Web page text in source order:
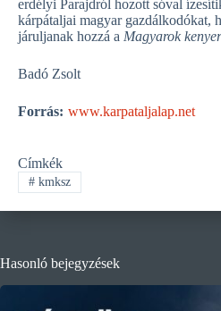
erdélyi Parajdról hozott sóval
kárpátaljai magyar gazdálkodókat,
járuljanak hozzá a Magyarok
Badó Zsolt
Forrás: www.karpataljalap.net
Címkék
#kmksz
Hasonló bejegyzések